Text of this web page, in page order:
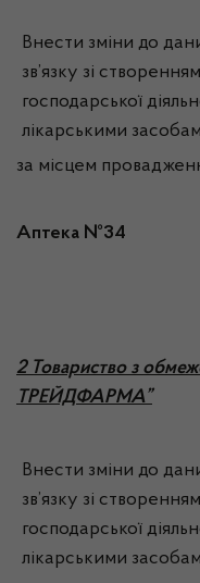
Внести зміни до
зв’язку зі
господарської
лікарськими
за місцем
Аптека №34
2Товариство з
ТРЕЙДФАРМА”
Внести зміни до
зв’язку зі
господарської
лікарськими